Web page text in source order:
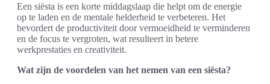
Een siësta is een korte middagslaap die helpt om de energie
op te laden en de mentale helderheid te verbeteren. Het
bevordert de productiviteit door vermoeidheid te verminderen
en de focus te vergroten, wat resulteert in betere
werkprestaties en creativiteit.
Wat zijn de voordelen van het nemen van een siësta?